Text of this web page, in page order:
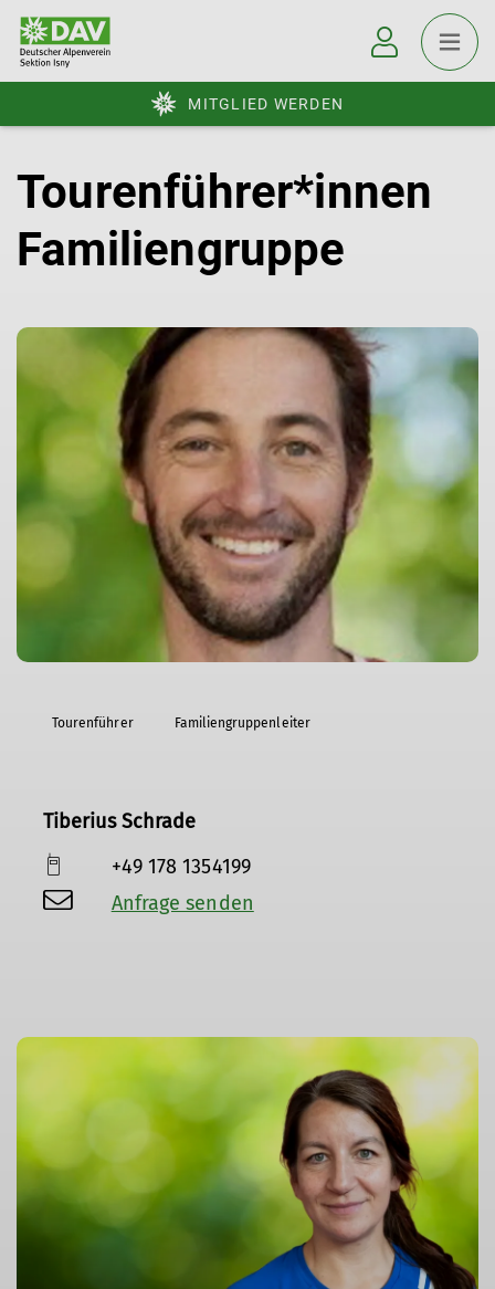
MITGLIED WERDEN
Tourenführer*innen
Familiengruppe
Tourenführer Familiengruppenleiter
Tiberius Schrade
+49 178 1354199
Anfrage senden